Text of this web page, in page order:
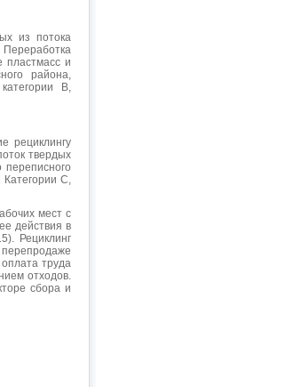
из потока
Переработка
пластмасс и
района,
В,
рециклингу
твердых
С,
мест с
действия в
Рециклинг
труда
отходов.
сбора и